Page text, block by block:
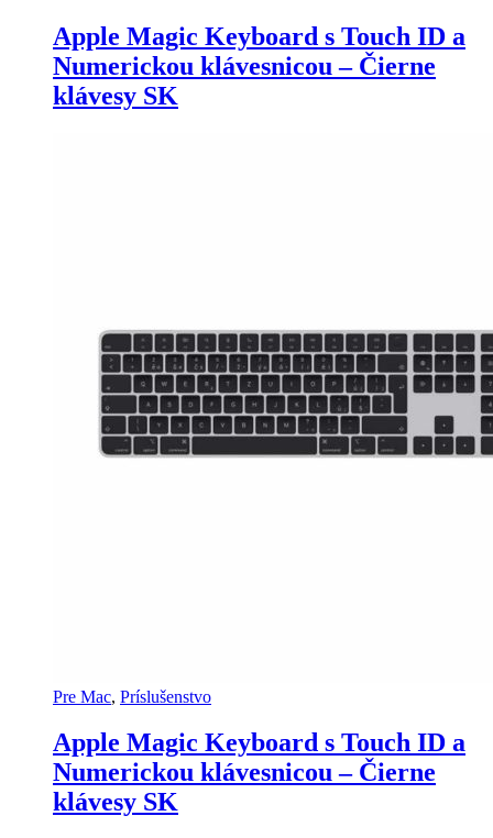
Apple Magic Keyboard s Touch ID a
Numerickou klávesnicou – Čierne
klávesy SK
Pre Mac, Príslušenstvo
Apple Magic Keyboard s Touch ID a
Numerickou klávesnicou – Čierne
klávesy SK